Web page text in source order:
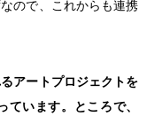
ので、これからも連携
アートプロジェクトを
います。ところで、